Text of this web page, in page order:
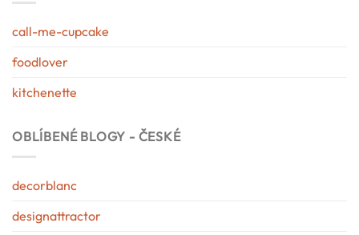
call-me-cupcake
foodlover
kitchenette
OBLÍBENÉ BLOGY - ČESKÉ
decorblanc
designattractor